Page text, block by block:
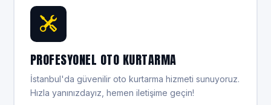
PROFESYONEL OTO KURTARMA
İstanbul'da güvenilir oto kurtarma hizmeti sunuyoruz.
Hızla yanınızdayız, hemen iletişime geçin!